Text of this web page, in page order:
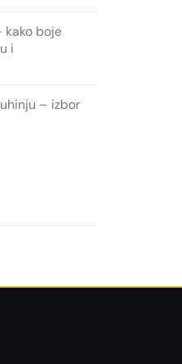
kako boje
i
– izbor